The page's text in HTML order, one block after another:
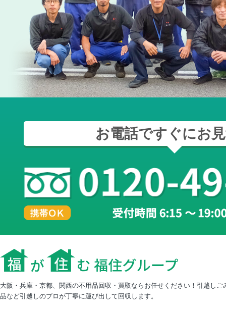
お電話ですぐにお
大阪・兵庫・京都、関西の不用品回収・買取ならお任せください！引越しご
品など引越しのプロが丁寧に運び出して回収します。